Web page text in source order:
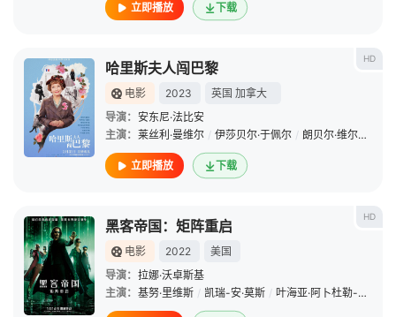
立即播放 下载
HD
哈里斯夫人闯巴黎
电影 2023 英国 加拿大
导演： 安东尼·法比安
主演： 莱丝利·曼维尔 / 伊莎贝尔·于佩尔 / 朗贝尔·维尔森
立即播放 下载
HD
黑客帝国：矩阵重启
电影 2022
美国
导演： 拉娜·沃卓斯基
主演： 基努·里维斯 / 凯瑞-安·莫斯 / 叶海亚·阿卜杜勒-迈丁